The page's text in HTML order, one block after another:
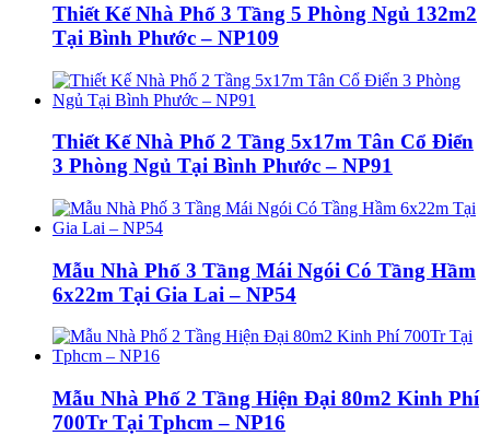
Thiết Kế Nhà Phố 3 Tầng 5 Phòng Ngủ 132m2
Tại Bình Phước – NP109
Thiết Kế Nhà Phố 2 Tầng 5x17m Tân Cổ Điển
3 Phòng Ngủ Tại Bình Phước – NP91
Mẫu Nhà Phố 3 Tầng Mái Ngói Có Tầng Hầm
6x22m Tại Gia Lai – NP54
Mẫu Nhà Phố 2 Tầng Hiện Đại 80m2 Kinh Phí
700Tr Tại Tphcm – NP16